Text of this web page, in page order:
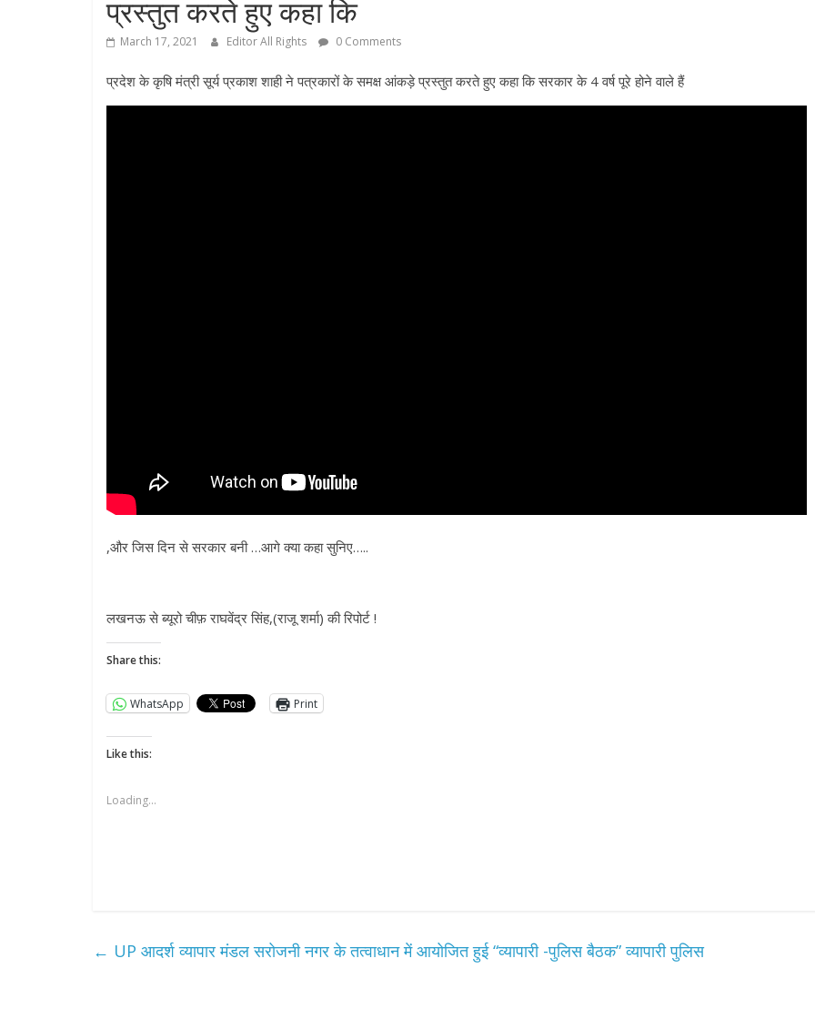
प्रस्तुत करते हुए कहा कि
March 17, 2021 Editor All Rights 0 Comments
प्रदेश के कृषि मंत्री सूर्य प्रकाश शाही ने पत्रकारों के समक्ष आंकड़े प्रस्तुत करते हुए कहा कि सरकार के 4 वर्ष पूरे होने वाले हैं
,और जिस दिन से सरकार बनी …आगे क्या कहा सुनिए…..
लखनऊ से ब्यूरो चीफ़ राघवेंद्र सिंह,(राजू शर्मा) की रिपोर्ट !
Share this:
WhatsApp Print
Like this:
Loading...
← UP आदर्श व्यापार मंडल सरोजनी नगर के तत्वाधान में आयोजित हुई “व्यापारी -पुलिस बैठक” व्यापारी पुलिस